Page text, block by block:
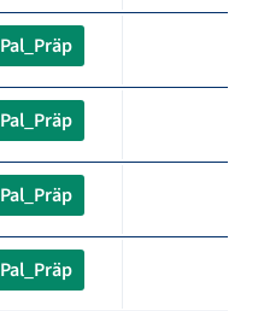
Pal_Präp
Pal_Präp
Pal_Präp
Pal_Präp